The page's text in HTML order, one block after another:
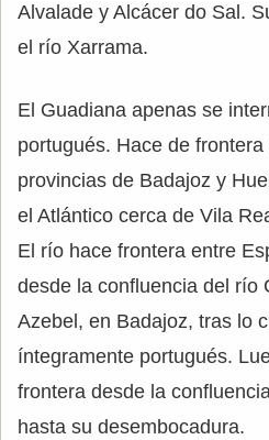
Alvalade y Alcácer do Sal.
el río Xarrama.
El Guadiana apenas se
portugués. Hace de
provincias de Badajoz y
el Atlántico cerca de Vila
El río hace frontera entre
desde la confluencia del río
Azebel, en Badajoz, tras lo
íntegramente portugués.
frontera desde la
hasta su desembocadura.